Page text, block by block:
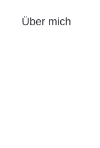
Über mich